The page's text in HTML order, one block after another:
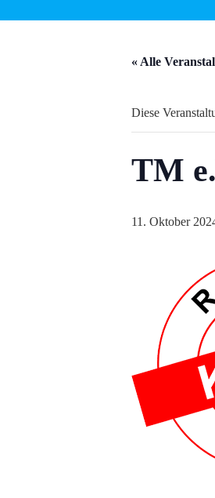
« Alle
Diese
TM
11. Oktober